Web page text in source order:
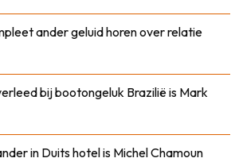
ander geluid horen over relatie
bij bootongeluk Brazilië is Mark
in Duits hotel is Michel Chamoun